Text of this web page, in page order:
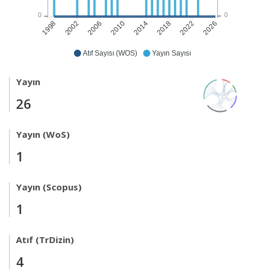
Atıf Sayısı (WOS) Yayın Sayısı
1998 2002 2006 2010 2014 2018 2022 2026
0
0
Yayın
26
Yayın (WoS)
1
Yayın (Scopus)
1
Atıf (TrDizin)
4